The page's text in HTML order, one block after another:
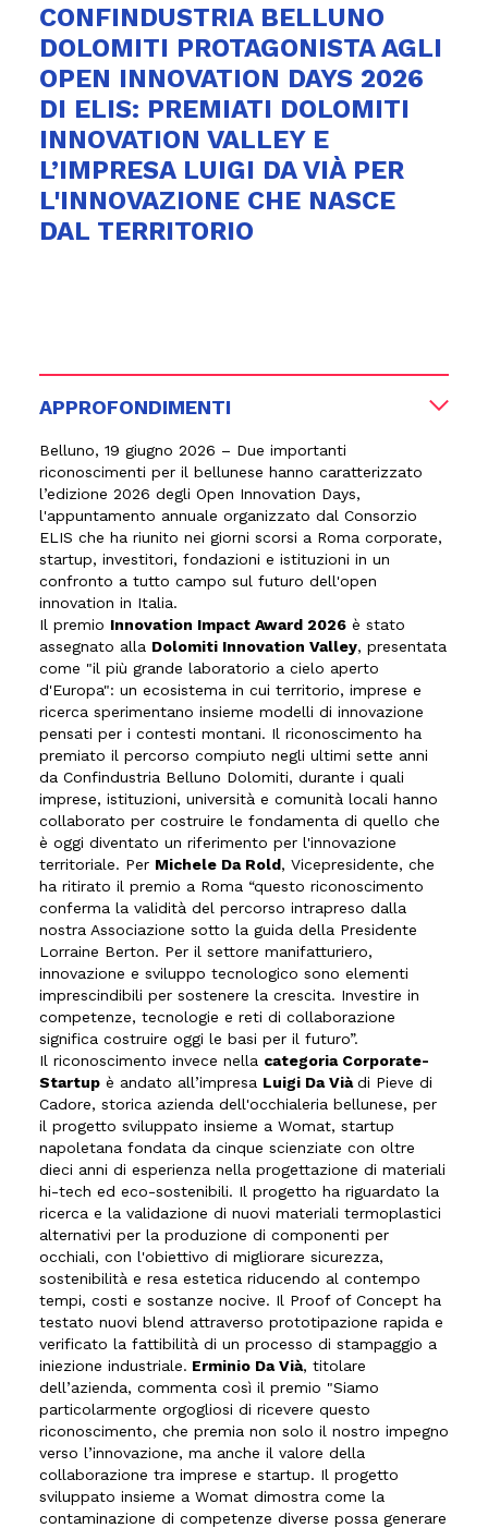
CONFINDUSTRIA BELLUNO
DOLOMITI PROTAGONISTA AGLI
OPEN INNOVATION DAYS 2026
DI ELIS: PREMIATI DOLOMITI
INNOVATION VALLEY E
L’IMPRESA LUIGI DA VIÀ PER
L'INNOVAZIONE CHE NASCE
DAL TERRITORIO
APPROFONDIMENTI
Belluno, 19 giugno 2026 – Due importanti
riconoscimenti per il bellunese hanno caratterizzato
l’edizione 2026 degli Open Innovation Days,
l'appuntamento annuale organizzato dal Consorzio
ELIS che ha riunito nei giorni scorsi a Roma corporate,
startup, investitori, fondazioni e istituzioni in un
confronto a tutto campo sul futuro dell'open
innovation in Italia.
Il premio Innovation Impact Award 2026 è stato
assegnato alla Dolomiti Innovation Valley, presentata
come "il più grande laboratorio a cielo aperto
d'Europa": un ecosistema in cui territorio, imprese e
ricerca sperimentano insieme modelli di innovazione
pensati per i contesti montani. Il riconoscimento ha
premiato il percorso compiuto negli ultimi sette anni
da Confindustria Belluno Dolomiti, durante i quali
imprese, istituzioni, università e comunità locali hanno
collaborato per costruire le fondamenta di quello che
è oggi diventato un riferimento per l'innovazione
territoriale. Per Michele Da Rold, Vicepresidente, che
ha ritirato il premio a Roma “questo riconoscimento
conferma la validità del percorso intrapreso dalla
nostra Associazione sotto la guida della Presidente
Lorraine Berton. Per il settore manifatturiero,
innovazione e sviluppo tecnologico sono elementi
imprescindibili per sostenere la crescita. Investire in
competenze, tecnologie e reti di collaborazione
significa costruire oggi le basi per il futuro”.
Il riconoscimento invece nella categoria Corporate-
Startup è andato all’impresa Luigi Da Viàdi Pieve di
Cadore, storica azienda dell'occhialeria bellunese, per
il progetto sviluppato insieme a Womat, startup
napoletana fondata da cinque scienziate con oltre
dieci anni di esperienza nella progettazione di materiali
hi-tech ed eco-sostenibili. Il progetto ha riguardato la
ricerca e la validazione di nuovi materiali termoplastici
alternativi per la produzione di componenti per
occhiali, con l'obiettivo di migliorare sicurezza,
sostenibilità e resa estetica riducendo al contempo
tempi, costi e sostanze nocive. Il Proof of Concept ha
testato nuovi blend attraverso prototipazione rapida e
verificato la fattibilità di un processo di stampaggio a
iniezione industriale. Erminio Da Vià, titolare
dell’azienda, commenta così il premio "Siamo
particolarmente orgogliosi di ricevere questo
riconoscimento, che premia non solo il nostro impegno
verso l’innovazione, ma anche il valore della
collaborazione tra imprese e startup. Il progetto
sviluppato insieme a Womat dimostra come la
contaminazione di competenze diverse possa generare